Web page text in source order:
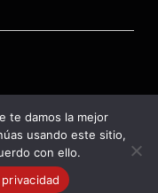
CHAIN MANAGEMENT
te damos la mejor
usando este sitio,
con ello.